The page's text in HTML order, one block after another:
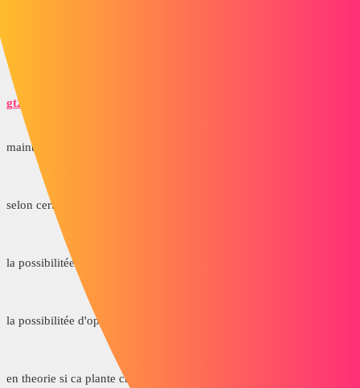
gt22
maintenant ca a un certain prix
selon certain fournisseur il te font un piece du commerce /mois
la possibilitée d'avoir des add ins ( amelioration de fonction auto)
la possibilitée d'optimiser le produit via ton coeur de metier
en theorie si ca plante chers il essaye de te depanner et retrouver les